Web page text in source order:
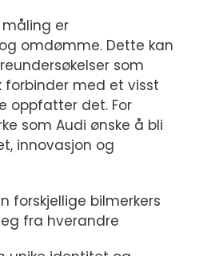
er
omdømme. Dette kan
som
forbinder med et visst
oppfatter det. For
som Audi ønske å bli
innovasjon og
forskjellige bilmerkers
fra hverandre